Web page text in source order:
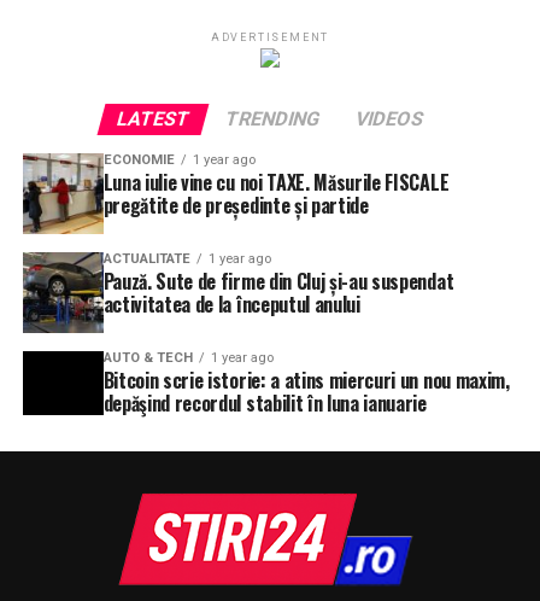
ADVERTISEMENT
LATEST TRENDING VIDEOS
ECONOMIE 1 year ago
Luna iulie vine cu noi TAXE. Măsurile FISCALE
pregătite de președinte și partide
ACTUALITATE 1 year ago
Pauză. Sute de firme din Cluj și-au suspendat
activitatea de la începutul anului
AUTO & TECH 1 year ago
Bitcoin scrie istorie: a atins miercuri un nou maxim,
depăşind recordul stabilit în luna ianuarie